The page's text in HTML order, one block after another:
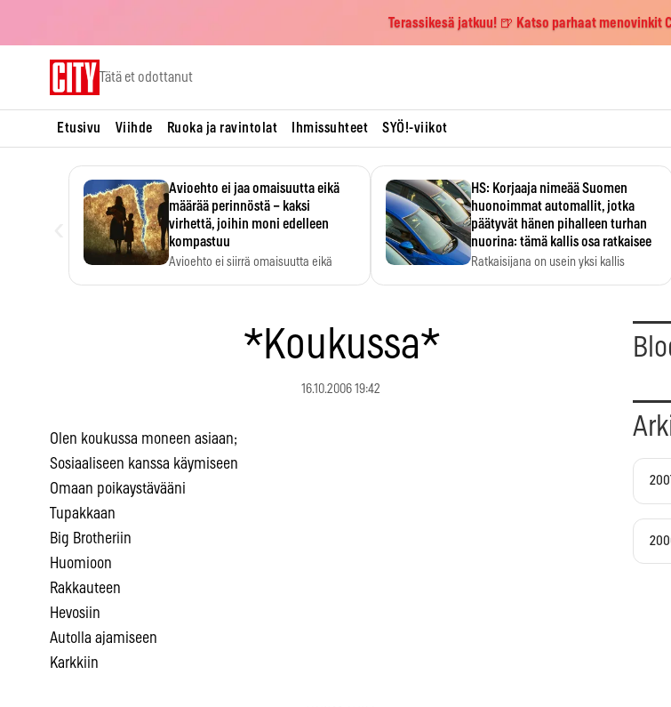
Terassikesä jatkuu! 🍺 Katso parhaat menovinkit
Tätä et odottanut
Etusivu Viihde Ruoka ja ravintolat Ihmissuhteet SYÖ!-viikot
Avioehto ei jaa omaisuutta eikä
määrää perinnöstä – kaksi
virhettä, joihin moni edelleen
kompastuu
Avioehto ei siirrä omaisuutta eikä
HS: Korjaaja nimeää Suomen
huonoimmat automallit, jotka
päätyvät hänen pihalleen turhan
nuorina: tämä kallis osa ratkaisee
Ratkaisijana on usein yksi kallis
*Koukussa*
16.10.2006 19:42
Olen koukussa moneen asiaan;
Sosiaaliseen kanssa käymiseen
Omaan poikaystävääni
Tupakkaan
Big Brotheriin
Huomioon
Rakkauteen
Hevosiin
Autolla ajamiseen
Karkkiin